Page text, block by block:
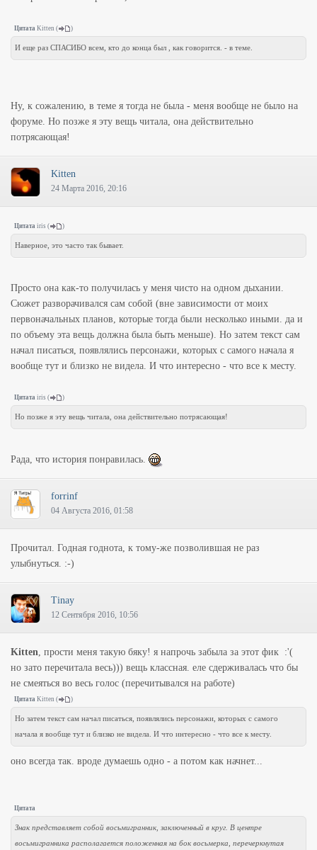
Цитата Kitten ( )
И еще раз СПАСИБО всем, кто до конца был , как говорится. - в теме.
Ну, к сожалению, в теме я тогда не была - меня вообще не было на
форуме. Но позже я эту вещь читала, она действительно
потрясающая!
Kitten
24 Марта 2016, 20:16
Цитата iris ( )
Наверное, это часто так бывает.
Просто она как-то получилась у меня чисто на одном дыхании.
Сюжет разворачивался сам собой (вне зависимости от моих
первоначальных планов, которые тогда были несколько иными. да и
по объему эта вещь должна была быть меньше). Но затем текст сам
начал писаться, появлялись персонажи, которых с самого начала я
вообще тут и близко не видела. И что интересно - что все к месту.
Цитата iris ( )
Но позже я эту вещь читала, она действительно потрясающая!
Рада, что история понравилась.
forrinf
04 Августа 2016, 01:58
Прочитал. Годная годнота, к тому-же позволившая не раз
улыбнуться. :-)
Tinay
12 Сентября 2016, 10:56
Kitten, прости меня такую бяку! я напрочь забыла за этот фик :'(
но зато перечитала весь))) вещь классная. еле сдерживалась что бы
не смеяться во весь голос (перечитывался на работе)
Цитата Kitten ( )
Но затем текст сам начал писаться, появлялись персонажи, которых с самого
начала я вообще тут и близко не видела. И что интересно - что все к месту.
оно всегда так. вроде думаешь одно - а потом как начнет...
Цитата
Знак представляет собой восьмигранник, заключенный в круг. В центре
восьмигранника располагается положенная на бок восьмерка, перечеркнутая